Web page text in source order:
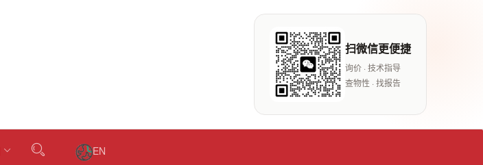
扫微信更便捷
询价 · 技术指导
查物性 · 找报告
EN